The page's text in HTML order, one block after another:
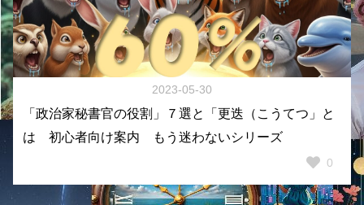
2023-05-30
「政治家秘書官の役割」７選と「更迭（こうてつ」と
は 初心者向け案内 もう迷わないシリーズ
0